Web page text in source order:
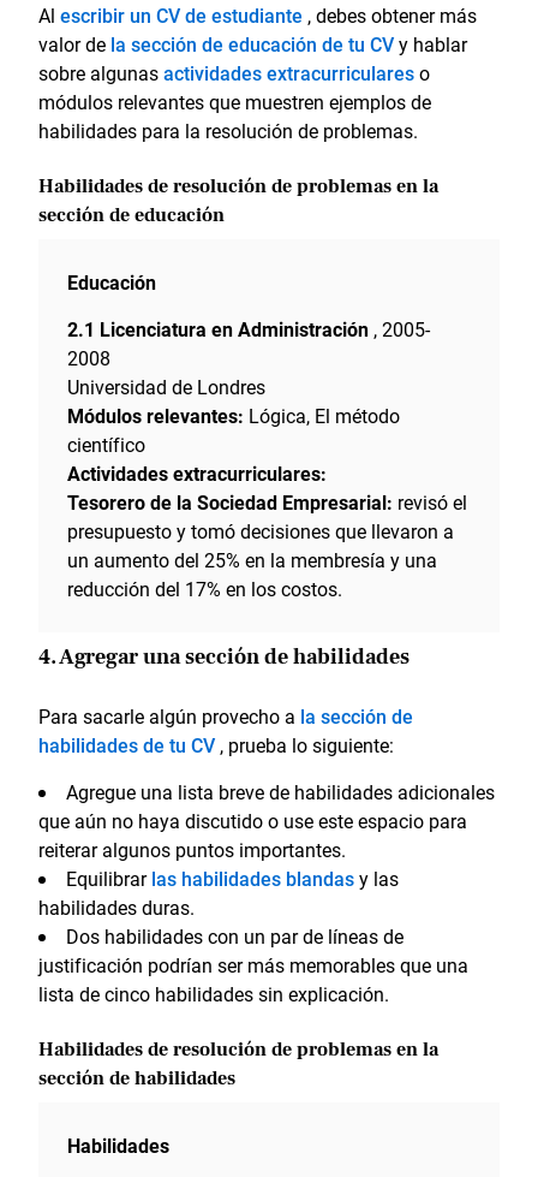
Al escribir un CV de estudiante , debes obtener más
valor de la sección de educación de tu CVy hablar
sobre algunasactividades extracurriculareso
módulos relevantes que muestren ejemplos de
habilidades para la resolución de problemas.
Habilidades de resolución de problemas en la
sección de educación
Educación
2.1 Licenciatura en Administración , 2005-
2008
Universidad de Londres
Módulos relevantes: Lógica, El método
científico
Actividades extracurriculares:
Tesorero de la Sociedad Empresarial: revisó el
presupuesto y tomó decisiones que llevaron a
un aumento del 25% en la membresía y una
reducción del 17% en los costos.
4. Agregar una sección de habilidades
Para sacarle algún provecho a la sección de
habilidades de tu CV , prueba lo siguiente:
Agregue una lista breve de habilidades adicionales
que aún no haya discutido o use este espacio para
reiterar algunos puntos importantes.
Equilibrarlas habilidades blandasy las
habilidades duras.
Dos habilidades con un par de líneas de
justificación podrían ser más memorables que una
lista de cinco habilidades sin explicación.
Habilidades de resolución de problemas en la
sección de habilidades
Habilidades